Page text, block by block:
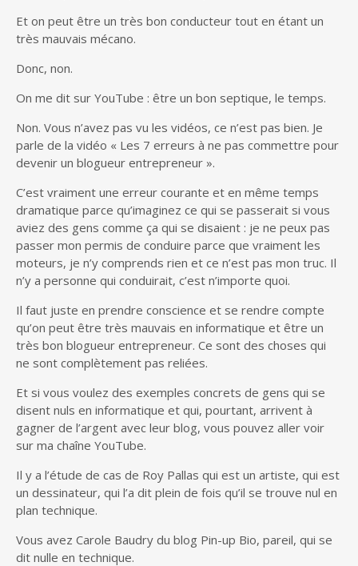
Et on peut être un très bon conducteur tout en étant un
très mauvais mécano.
Donc, non.
On me dit sur YouTube : être un bon septique, le temps.
Non. Vous n’avez pas vu les vidéos, ce n’est pas bien. Je
parle de la vidéo « Les 7 erreurs à ne pas commettre pour
devenir un blogueur entrepreneur ».
C’est vraiment une erreur courante et en même temps
dramatique parce qu’imaginez ce qui se passerait si vous
aviez des gens comme ça qui se disaient : je ne peux pas
passer mon permis de conduire parce que vraiment les
moteurs, je n’y comprends rien et ce n’est pas mon truc. Il
n’y a personne qui conduirait, c’est n’importe quoi.
Il faut juste en prendre conscience et se rendre compte
qu’on peut être très mauvais en informatique et être un
très bon blogueur entrepreneur. Ce sont des choses qui
ne sont complètement pas reliées.
Et si vous voulez des exemples concrets de gens qui se
disent nuls en informatique et qui, pourtant, arrivent à
gagner de l’argent avec leur blog, vous pouvez aller voir
sur ma chaîne YouTube.
Il y a l’étude de cas de Roy Pallas qui est un artiste, qui est
un dessinateur, qui l’a dit plein de fois qu’il se trouve nul en
plan technique.
Vous avez Carole Baudry du blog Pin-up Bio, pareil, qui se
dit nulle en technique.